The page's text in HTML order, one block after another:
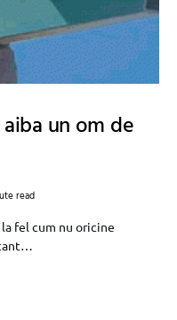
un om de
read
fel cum nu oricine